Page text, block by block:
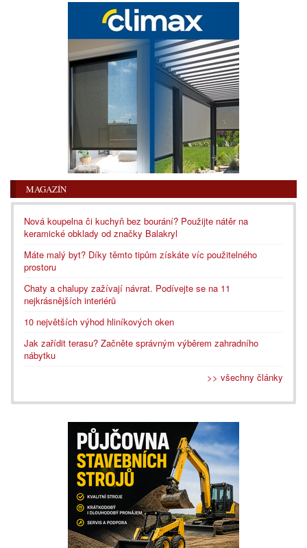
MAGAZÍN
Nová koupelna či kuchyň bez bourání? Použijte nátěr na
keramické obklady od značky Balakryl
Máte malý byt? Díky těmto tipům získáte víc použitelného
prostoru
Chaty a chalupy zažívají návrat. Podívejte se na 11
nejkrásnějších interiérů
10 největších výhod hliníkových oken
Jak zařídit terasu? Začněte správným výběrem zahradního
nábytku
>> všechny články